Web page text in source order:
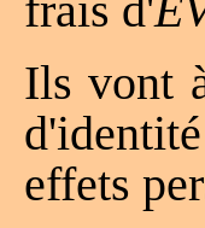
Ils vont
effets